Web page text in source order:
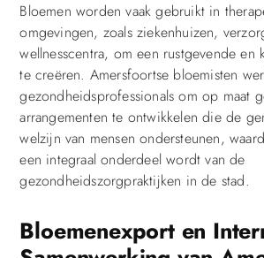
Bloemen worden vaak gebruikt in
omgevingen, zoals ziekenhuizen,
wellnesscentra, om een rustgevende en
te creëren. Amersfoortse bloemisten
gezondheidsprofessionals om op maat
arrangementen te ontwikkelen die de
welzijn van mensen ondersteunen,
een integraal onderdeel wordt van de
gezondheidszorgpraktijken in de stad.
Bloemenexport en